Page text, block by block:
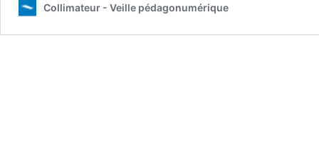
Collimateur - Veille pédagonumérique